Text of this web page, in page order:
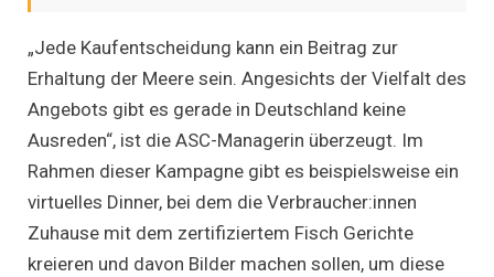
„Jede Kaufentscheidung kann ein Beitrag zur
Erhaltung der Meere sein. Angesichts der Vielfalt des
Angebots gibt es gerade in Deutschland keine
Ausreden“, ist die ASC-Managerin überzeugt. Im
Rahmen dieser Kampagne gibt es beispielsweise ein
virtuelles Dinner, bei dem die Verbraucher:innen
Zuhause mit dem zertifiziertem Fisch Gerichte
kreieren und davon Bilder machen sollen, um diese